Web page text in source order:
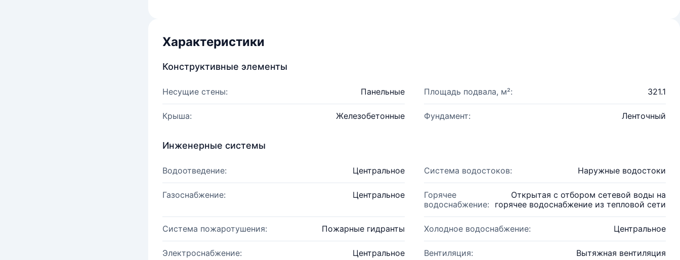
Характеристики
Конструктивные элементы
Несущие стены: Панельные Площадь подвала, м²: 321.1
Крыша: Железобетонные Фундамент: Ленточный
Инженерные системы
Водоотведение: Центральное Система водостоков: Наружные водостоки
Газоснабжение: Центральное
Горячее
водоснабжение:
Открытая с отбором сетевой воды на
горячее водоснабжение из тепловой сети
Система пожаротушения: Пожарные гидранты Холодное водоснабжение: Центральное
Электроснабжение: Центральное Вентиляция: Вытяжная вентиляция